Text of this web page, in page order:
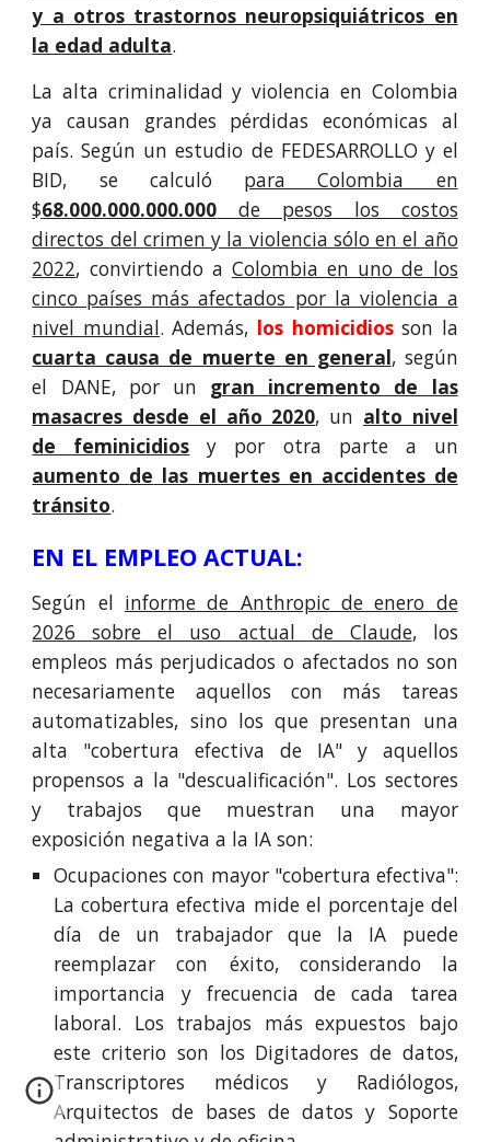
y a otros trastornos neuropsiquiátricos en
la edad adulta.
La alta criminalidad y violencia en Colombia
ya causan grandes pérdidas económicas al
país. Según un estudio de FEDESARROLLO y el
BID, se calculó para Colombia en
$68.000.000.000.000 de pesos los costos
directos del crimen y la violencia sólo en el año
2022, convirtiendo a Colombia en uno de los
cinco países más afectados por la violencia a
nivel mundial. Además, los homicidios son la
cuarta causa de muerte en general, según
el DANE, por un gran incremento de las
masacres desde el año 2020, un alto nivel
de feminicidios y por otra parte a un
aumento de las muertes en accidentes de
tránsito.
EN EL EMPLEO ACTUAL:
Según el informe de Anthropic de enero de
2026 sobre el uso actual de Claude, los
empleos más perjudicados o afectados no son
necesariamente aquellos con más tareas
automatizables, sino los que presentan una
alta "cobertura efectiva de IA" y aquellos
propensos a la "descualificación". Los sectores
y trabajos que muestran una mayor
exposición negativa a la IA son:
Ocupaciones con mayor "cobertura efectiva":
La cobertura efectiva mide el porcentaje del
día de un trabajador que la IA puede
reemplazar con éxito, considerando la
importancia y frecuencia de cada tarea
laboral. Los trabajos más expuestos bajo
este criterio son los Digitadores de datos,
Transcriptores médicos y Radiólogos,
Arquitectos de bases de datos y Soporte